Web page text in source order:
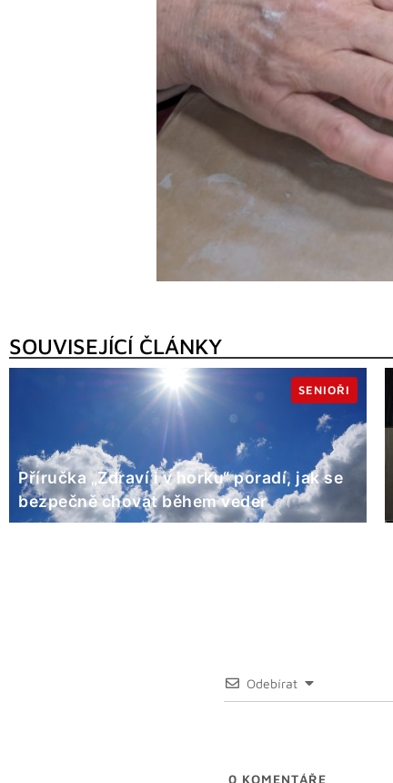
SOUVISEJÍCÍ ČLÁNKY
Příručka „Zdraví i v horku“ poradí, jak se
bezpečně chovat během veder
SENIOŘI
Odebírat
0 KOMENTÁŘE